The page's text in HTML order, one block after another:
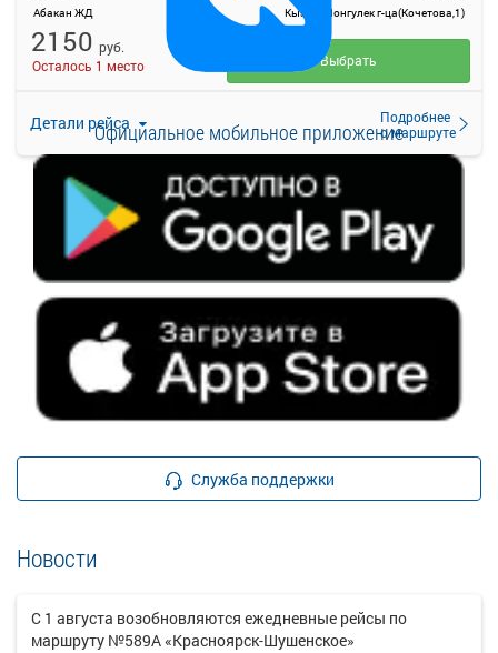
Абакан ЖД Кызыл Монгулек г-ца(Кочетова,1)
Детали рейса
Подробнее
о маршруте
2150 руб.
Осталось 1 место
Выбрать
Официальное мобильное приложение
Служба поддержки
Новости
С 1 августа возобновляются ежедневные рейсы по
маршруту №589А «Красноярск-Шушенское»